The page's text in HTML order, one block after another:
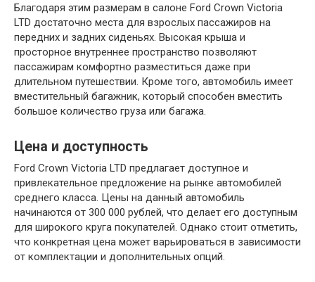
Благодаря этим размерам в салоне Ford Crown Victoria
LTD достаточно места для взрослых пассажиров на
передних и задних сиденьях. Высокая крыша и
просторное внутреннее пространство позволяют
пассажирам комфортно разместиться даже при
длительном путешествии. Кроме того, автомобиль имеет
вместительный багажник, который способен вместить
большое количество груза или багажа.
Цена и доступность
Ford Crown Victoria LTD предлагает доступное и
привлекательное предложение на рынке автомобилей
среднего класса. Цены на данный автомобиль
начинаются от 300 000 рублей, что делает его доступным
для широкого круга покупателей. Однако стоит отметить,
что конкретная цена может варьироваться в зависимости
от комплектации и дополнительных опций.